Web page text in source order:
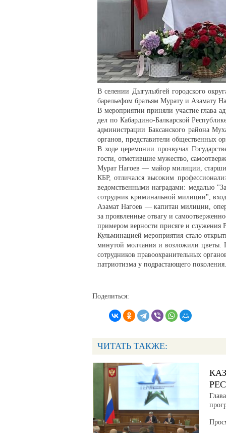
В селении Дыгулыбгей городского
барельефом братьям Мурату и Азамату
В мероприятии приняли участие глава
дел по Кабардино-Балкарской
администрации Баксанского района
органов, представители общественных
В ходе церемонии прозвучал
гости, отметившие мужество,
Мурат Нагоев — майор милиции,
КБР, отличался высоким
ведомственными наградами: медалью
сотрудник криминальной милиции",
Азамат Нагоев — капитан милиции,
за проявленные отвагу и
примером верности присяге и служения
Кульминацией мероприятия стало
минутой молчания и возложили цветы.
сотрудников правоохранительных
патриотизма у подрастающего поколения.
Поделиться:
ЧИТАТЬ ТАКЖЕ: